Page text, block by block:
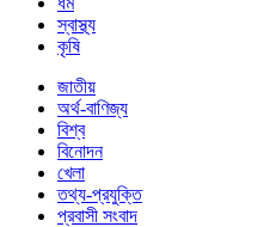
স্বাস্থ্য
কৃষি
জাতীয়
অর্থ-বাণিজ্য
বিশ্ব
বিনোদন
খেলা
তথ্য-প্রযুক্তি
প্রবাসী সংবাদ